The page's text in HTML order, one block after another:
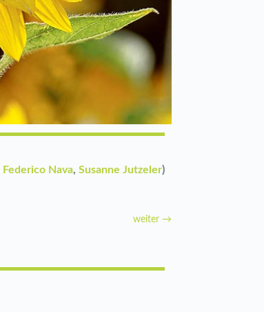
Federico Nava, Susanne Jutzeler)
weiter→